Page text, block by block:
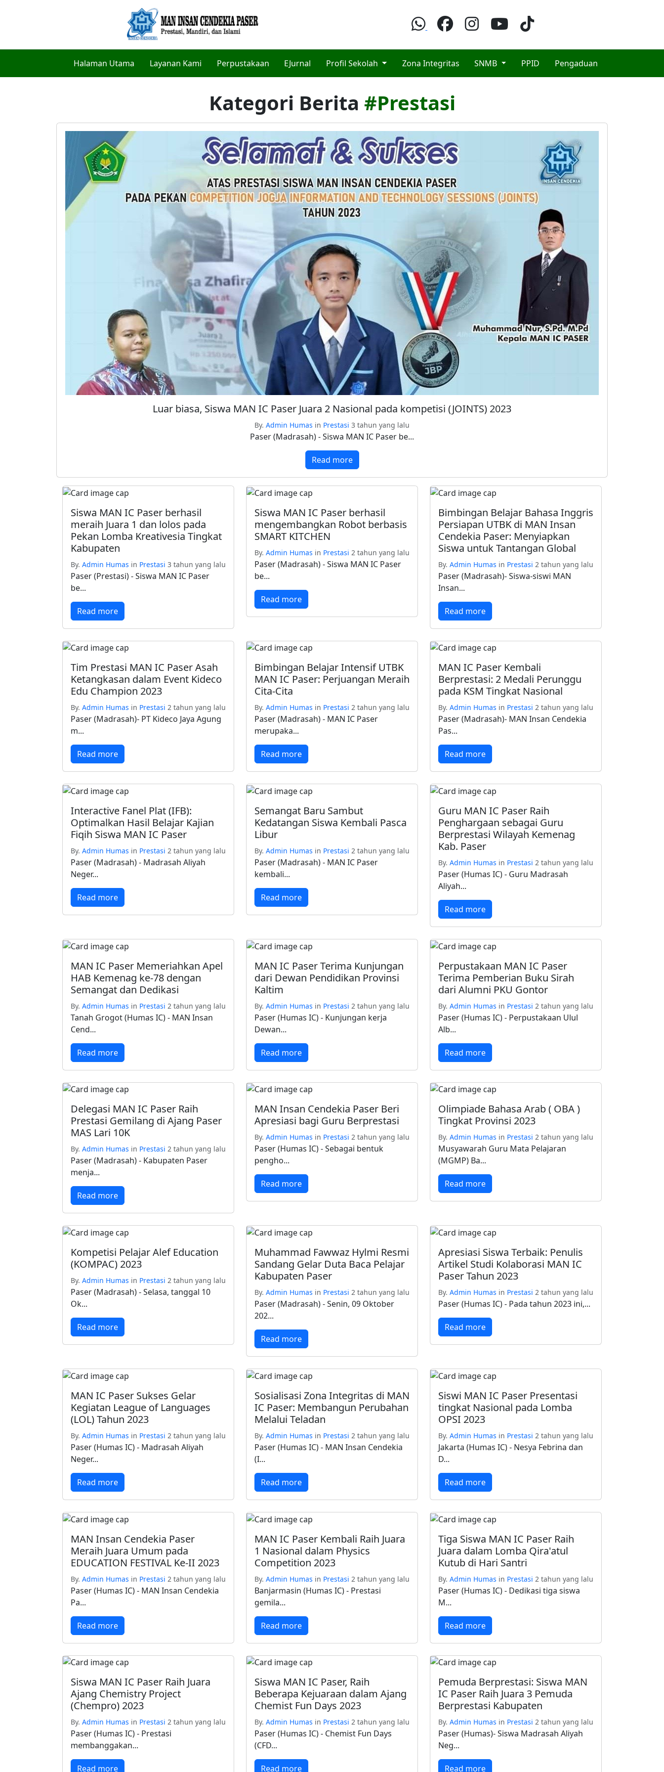
Halaman Utama Layanan Kami Perpustakaan EJurnal Profil Sekolah Zona Integritas SNMB PPID Pengaduan
Kategori Berita #Prestasi
Luar biasa, Siswa MAN IC Paser Juara 2 Nasional pada kompetisi (JOINTS) 2023
By. Admin Humas in Prestasi 3 tahun yang lalu
Paser (Madrasah) - Siswa MAN IC Paser be...
Read more
Siswa MAN IC Paser berhasil
meraih Juara 1 dan lolos pada
Pekan Lomba Kreativesia Tingkat
Kabupaten
By. Admin Humas in Prestasi 3 tahun yang lalu
Paser (Prestasi) - Siswa MAN IC Paser
be...
Read more
Siswa MAN IC Paser berhasil
mengembangkan Robot berbasis
SMART KITCHEN
By. Admin Humas in Prestasi 2 tahun yang lalu
Paser (Madrasah) - Siswa MAN IC Paser
be...
Read more
Bimbingan Belajar Bahasa Inggris
Persiapan UTBK di MAN Insan
Cendekia Paser: Menyiapkan
Siswa untuk Tantangan Global
By. Admin Humas in Prestasi 2 tahun yang lalu
Paser (Madrasah)- Siswa-siswi MAN
Insan...
Read more
Tim Prestasi MAN IC Paser Asah
Ketangkasan dalam Event Kideco
Edu Champion 2023
By. Admin Humas in Prestasi 2 tahun yang lalu
Paser (Madrasah)- PT Kideco Jaya Agung
m...
Read more
Bimbingan Belajar Intensif UTBK
MAN IC Paser: Perjuangan Meraih
Cita-Cita
By. Admin Humas in Prestasi 2 tahun yang lalu
Paser (Madrasah) - MAN IC Paser
merupaka...
Read more
MAN IC Paser Kembali
Berprestasi: 2 Medali Perunggu
pada KSM Tingkat Nasional
By. Admin Humas in Prestasi 2 tahun yang lalu
Paser (Madrasah)- MAN Insan Cendekia
Pas...
Read more
Interactive Fanel Plat (IFB):
Optimalkan Hasil Belajar Kajian
Fiqih Siswa MAN IC Paser
By. Admin Humas in Prestasi 2 tahun yang lalu
Paser (Madrasah) - Madrasah Aliyah
Neger...
Read more
Semangat Baru Sambut
Kedatangan Siswa Kembali Pasca
Libur
By. Admin Humas in Prestasi 2 tahun yang lalu
Paser (Madrasah) - MAN IC Paser
kembali...
Read more
Guru MAN IC Paser Raih
Penghargaan sebagai Guru
Berprestasi Wilayah Kemenag
Kab. Paser
By. Admin Humas in Prestasi 2 tahun yang lalu
Paser (Humas IC) - Guru Madrasah
Aliyah...
Read more
MAN IC Paser Memeriahkan Apel
HAB Kemenag ke-78 dengan
Semangat dan Dedikasi
By. Admin Humas in Prestasi 2 tahun yang lalu
Tanah Grogot (Humas IC) - MAN Insan
Cend...
Read more
MAN IC Paser Terima Kunjungan
dari Dewan Pendidikan Provinsi
Kaltim
By. Admin Humas in Prestasi 2 tahun yang lalu
Paser (Humas IC) - Kunjungan kerja
Dewan...
Read more
Perpustakaan MAN IC Paser
Terima Pemberian Buku Sirah
dari Alumni PKU Gontor
By. Admin Humas in Prestasi 2 tahun yang lalu
Paser (Humas IC) - Perpustakaan Ulul
Alb...
Read more
Delegasi MAN IC Paser Raih
Prestasi Gemilang di Ajang Paser
MAS Lari 10K
By. Admin Humas in Prestasi 2 tahun yang lalu
Paser (Madrasah) - Kabupaten Paser
menja...
Read more
MAN Insan Cendekia Paser Beri
Apresiasi bagi Guru Berprestasi
By. Admin Humas in Prestasi 2 tahun yang lalu
Paser (Humas IC) - Sebagai bentuk
pengho...
Read more
Olimpiade Bahasa Arab ( OBA )
Tingkat Provinsi 2023
By. Admin Humas in Prestasi 2 tahun yang lalu
Musyawarah Guru Mata Pelajaran
(MGMP) Ba...
Read more
Kompetisi Pelajar Alef Education
(KOMPAC) 2023
By. Admin Humas in Prestasi 2 tahun yang lalu
Paser (Madrasah) - Selasa, tanggal 10
Ok...
Read more
Muhammad Fawwaz Hylmi Resmi
Sandang Gelar Duta Baca Pelajar
Kabupaten Paser
By. Admin Humas in Prestasi 2 tahun yang lalu
Paser (Madrasah) - Senin, 09 Oktober
202...
Read more
Apresiasi Siswa Terbaik: Penulis
Artikel Studi Kolaborasi MAN IC
Paser Tahun 2023
By. Admin Humas in Prestasi 2 tahun yang lalu
Paser (Humas IC) - Pada tahun 2023 ini,...
Read more
MAN IC Paser Sukses Gelar
Kegiatan League of Languages
(LOL) Tahun 2023
By. Admin Humas in Prestasi 2 tahun yang lalu
Paser (Humas IC) - Madrasah Aliyah
Neger...
Read more
Sosialisasi Zona Integritas di MAN
IC Paser: Membangun Perubahan
Melalui Teladan
By. Admin Humas in Prestasi 2 tahun yang lalu
Paser (Humas IC) - MAN Insan Cendekia
(I...
Read more
Siswi MAN IC Paser Presentasi
tingkat Nasional pada Lomba
OPSI 2023
By. Admin Humas in Prestasi 2 tahun yang lalu
Jakarta (Humas IC) - Nesya Febrina dan
D...
Read more
MAN Insan Cendekia Paser
Meraih Juara Umum pada
EDUCATION FESTIVAL Ke-II 2023
By. Admin Humas in Prestasi 2 tahun yang lalu
Paser (Humas IC) - MAN Insan Cendekia
Pa...
Read more
MAN IC Paser Kembali Raih Juara
1 Nasional dalam Physics
Competition 2023
By. Admin Humas in Prestasi 2 tahun yang lalu
Banjarmasin (Humas IC) - Prestasi
gemila...
Read more
Tiga Siswa MAN IC Paser Raih
Juara dalam Lomba Qira'atul
Kutub di Hari Santri
By. Admin Humas in Prestasi 2 tahun yang lalu
Paser (Humas IC) - Dedikasi tiga siswa
M...
Read more
Siswa MAN IC Paser Raih Juara
Ajang Chemistry Project
(Chempro) 2023
By. Admin Humas in Prestasi 2 tahun yang lalu
Paser (Humas IC) - Prestasi
membanggakan...
Read more
Siswa MAN IC Paser, Raih
Beberapa Kejuaraan dalam Ajang
Chemist Fun Days 2023
By. Admin Humas in Prestasi 2 tahun yang lalu
Paser (Humas IC) - Chemist Fun Days
(CFD...
Read more
Pemuda Berprestasi: Siswa MAN
IC Paser Raih Juara 3 Pemuda
Berprestasi Kabupaten
By. Admin Humas in Prestasi 2 tahun yang lalu
Paser (Humas)- Siswa Madrasah Aliyah
Neg...
Read more